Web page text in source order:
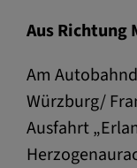
Aus Richtung
Am
Würzburg/
Ausfahrt